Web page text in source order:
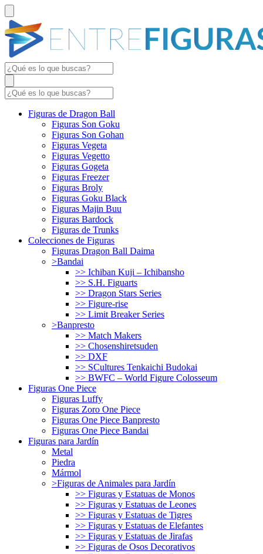
Figuras de Dragon Ball
Figuras Son Goku
Figuras Son Gohan
Figuras Vegeta
Figuras Vegetto
Figuras Gogeta
Figuras Freezer
Figuras Broly
Figuras Goku Black
Figuras Majin Buu
Figuras Bardock
Figuras de Trunks
Colecciones de Figuras
Figuras Dragon Ball Daima
>Bandai
>> Ichiban Kuji – Ichibansho
>> S.H. Figuarts
>> Dragon Stars Series
>> Figure-rise
>> Limit Breaker Series
>Banpresto
>> Match Makers
>> Chosenshiretsuden
>> DXF
>> SCultures Tenkaichi Budokai
>> BWFC – World Figure Colosseum
Figuras One Piece
Figuras Luffy
Figuras Zoro One Piece
Figuras One Piece Banpresto
Figuras One Piece Bandai
Figuras para Jardín
Metal
Piedra
Mármol
>Figuras de Animales para Jardín
>> Figuras y Estatuas de Monos
>> Figuras y Estatuas de Leones
>> Figuras y Estatuas de Tigres
>> Figuras y Estatuas de Elefantes
>> Figuras y Estatuas de Jirafas
>> Figuras de Osos Decorativos